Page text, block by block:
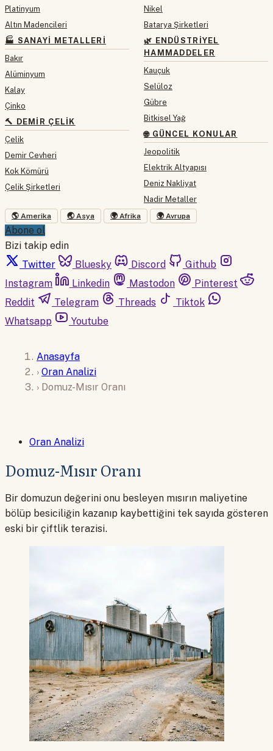
Platinyum
Altın Madencileri
🏭 SANAYI METALLERI
Bakır
Alüminyum
Kalay
Çinko
🔨 DEMIR ÇELIK
Çelik
Demir Cevheri
Kok Kömürü
Çelik Şirketleri
Nikel
Batarya Şirketleri
🌿 ENDÜSTRIYEL
HAMMADDELER
Kauçuk
Selüloz
Gübre
Bitkisel Yağ
🌐 GÜNCEL KONULAR
Jeopolitik
Elektrik Altyapısı
Deniz Nakliyat
Nadir Metaller
🌎 Amerika 🌏 Asya 🌍 Afrika 🌍 Avrupa
Abone ol
Bizi takip edin
Twitter
Bluesky Discord
Github
Instagram
Linkedin Mastodon
Pinterest
Reddit
Telegram Threads
Tiktok
Whatsapp
Youtube
Anasayfa
› Oran Analizi
› Domuz-Mısır Oranı
Oran Analizi
Domuz-Mısır Oranı
Bir domuzun değerini onu besleyen mısırın maliyetine
bölüp besiciliğin kazanıp kaybettiğini tek sayıda gösteren
eski bir çiftlik terazisi.